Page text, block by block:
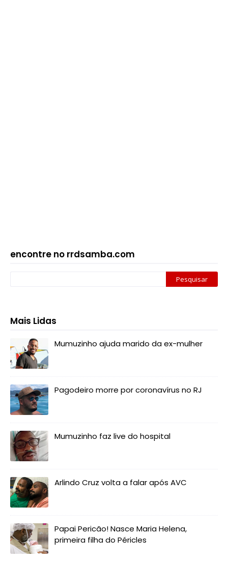
encontre no rrdsamba.com
Mais Lidas
Mumuzinho ajuda marido da ex-mulher
Pagodeiro morre por coronavírus no RJ
Mumuzinho faz live do hospital
Arlindo Cruz volta a falar após AVC
Papai Pericão! Nasce Maria Helena,
primeira filha do Péricles